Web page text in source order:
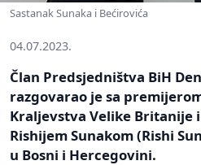
Sastanak Sunaka i Bećirovića
04.07.2023.
Član Predsjedništva BiH
razgovarao je sa
Kraljevstva Velike Britanije
Rishijem Sunakom (Rishi
u Bosni i Hercegovini.